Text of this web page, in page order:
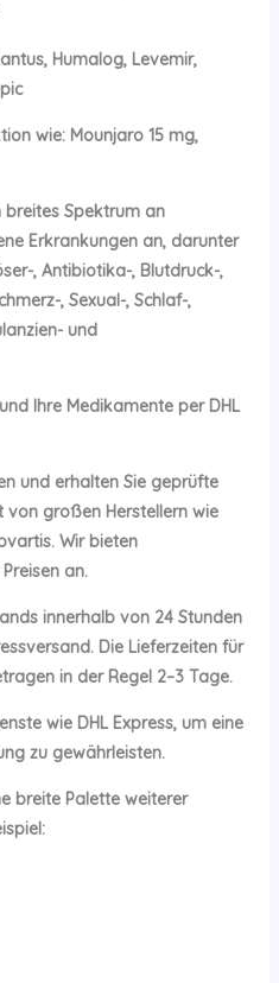
Humalog, Levemir,
wie: Mounjaro 15 mg,
breites Spektrum an
Erkrankungen an, darunter
, Antibiotika-, Blutdruck-,
, Sexual-, Schlaf-,
und
Ihre Medikamente per DHL
und erhalten Sie geprüfte
großen Herstellern wie
Wir bieten
an.
innerhalb von 24 Stunden
Die Lieferzeiten für
in der Regel 2–3 Tage.
wie DHL Express, um eine
zu gewährleisten.
breite Palette weiterer